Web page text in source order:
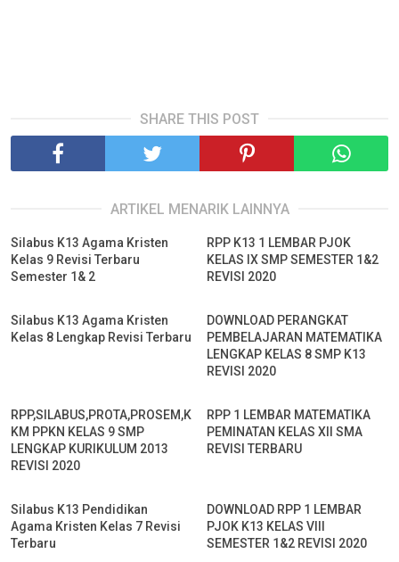
SHARE THIS POST
ARTIKEL MENARIK LAINNYA
Silabus K13 Agama Kristen
Kelas 9 Revisi Terbaru
Semester 1& 2
RPP K13 1 LEMBAR PJOK
KELAS IX SMP SEMESTER 1&2
REVISI 2020
Silabus K13 Agama Kristen
Kelas 8 Lengkap Revisi Terbaru
DOWNLOAD PERANGKAT
PEMBELAJARAN MATEMATIKA
LENGKAP KELAS 8 SMP K13
REVISI 2020
RPP,SILABUS,PROTA,PROSEM,K
KM PPKN KELAS 9 SMP
LENGKAP KURIKULUM 2013
REVISI 2020
RPP 1 LEMBAR MATEMATIKA
PEMINATAN KELAS XII SMA
REVISI TERBARU
Silabus K13 Pendidikan
Agama Kristen Kelas 7 Revisi
Terbaru
DOWNLOAD RPP 1 LEMBAR
PJOK K13 KELAS VIII
SEMESTER 1&2 REVISI 2020